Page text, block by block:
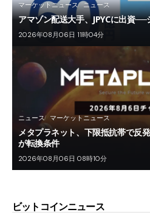
マーケットニュース ニュース
アマゾン配送大手、JPYCに出資
2026年08月06日 11時04分
ニュース マーケットニュース
メタプラネット、下限抵抗帯で反
が転換条件
2026年08月06日 08時10分
ビットコインニュース